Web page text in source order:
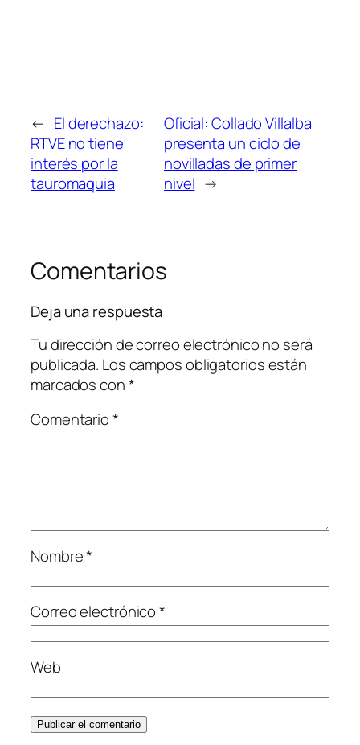
← El derechazo:
RTVE no tiene
interés por la
tauromaquia
Oficial: Collado Villalba
presenta un ciclo de
novilladas de primer
nivel →
Comentarios
Deja una respuesta
Tu dirección de correo electrónico no será
publicada. Los campos obligatorios están
marcados con*
Comentario*
Nombre*
Correo electrónico*
Web